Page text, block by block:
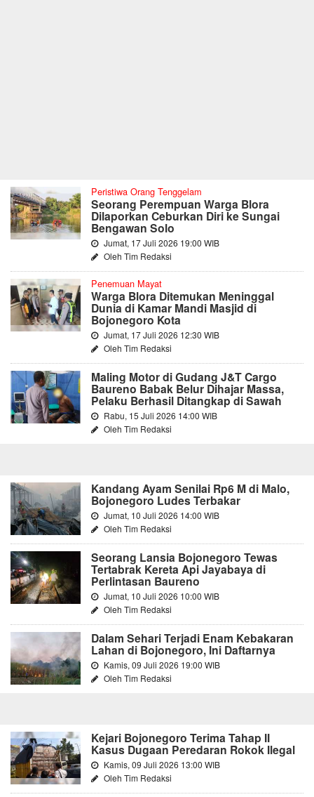
Peristiwa Orang Tenggelam
Seorang Perempuan Warga Blora
Dilaporkan Ceburkan Diri ke Sungai
Bengawan Solo
Jumat, 17 Juli 2026 19:00 WIB
Oleh Tim Redaksi
Penemuan Mayat
Warga Blora Ditemukan Meninggal
Dunia di Kamar Mandi Masjid di
Bojonegoro Kota
Jumat, 17 Juli 2026 12:30 WIB
Oleh Tim Redaksi
Maling Motor di Gudang J&T Cargo
Baureno Babak Belur Dihajar Massa,
Pelaku Berhasil Ditangkap di Sawah
Rabu, 15 Juli 2026 14:00 WIB
Oleh Tim Redaksi
Kandang Ayam Senilai Rp6 M di Malo,
Bojonegoro Ludes Terbakar
Jumat, 10 Juli 2026 14:00 WIB
Oleh Tim Redaksi
Seorang Lansia Bojonegoro Tewas
Tertabrak Kereta Api Jayabaya di
Perlintasan Baureno
Jumat, 10 Juli 2026 10:00 WIB
Oleh Tim Redaksi
Dalam Sehari Terjadi Enam Kebakaran
Lahan di Bojonegoro, Ini Daftarnya
Kamis, 09 Juli 2026 19:00 WIB
Oleh Tim Redaksi
Kejari Bojonegoro Terima Tahap II
Kasus Dugaan Peredaran Rokok Ilegal
Kamis, 09 Juli 2026 13:00 WIB
Oleh Tim Redaksi